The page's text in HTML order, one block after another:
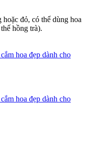
đỏ, có thể dùng hoa
hồng trà).